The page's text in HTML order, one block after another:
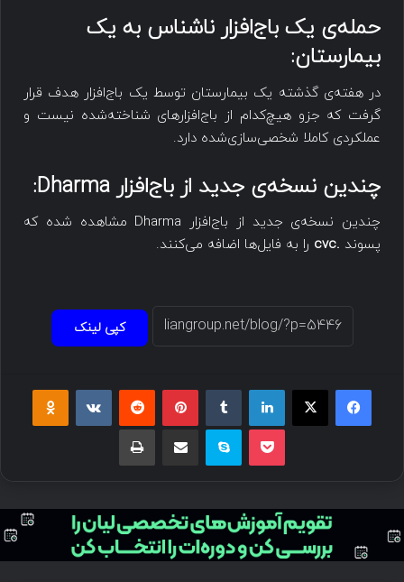
حمله‌ی یک باج‌افزار ناشناس به یک
بیمارستان:
در هفته‌ی گذشته یک بیمارستان توسط یک باج‌افزار هدف قرار
گرفت که جزو هیچ‌کدام از باج‌افزارهای شناخته‌شده نیست و
عملکردی کاملا شخصی‌سازی‌شده دارد.
چندین نسخه‌ی جدید از باج‌افزار Dharma
:
چندین نسخه‌ی جدید از باج‌افزار Dharma مشاهده شده که
پسوند .cvc را به فایل‌ها اضافه می‌کنند.
کپی لینک